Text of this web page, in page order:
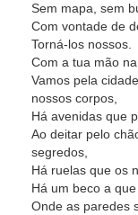
Sem mapa, sem
Com vontade de
Torná-los nossos.
Com a tua mão
Vamos pela
nossos corpos,
Há avenidas que
Ao deitar pelo
segredos,
Há ruelas que os
Há um beco a que
Onde as paredes